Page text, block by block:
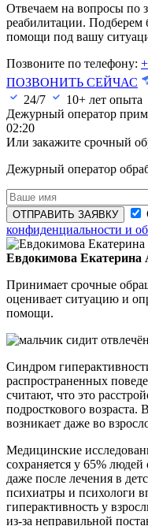
Отвечаем на вопросы по
реабилитации.
помощи под вашу
Позвоните по телефону:
ПОЗВОНИТЬ СЕЙЧАС
24/7
10+ лет опыта
Дежурный оператор
02:20
Или закажите срочный
Дежурный оператор
ОТПРАВИТЬ ЗАЯВКУ
конфиденциальности и
Евдокимова Екатерина
Принимает срочные
оценивает ситуацию и
помощи.
Синдром
распространенных
считают, что это
подросткового возраста.
возникает даже во
Медицинские
сохраняется у 65% людей
даже после лечения в
психиатры и психологи
гиперактивность у
из-за неправильной